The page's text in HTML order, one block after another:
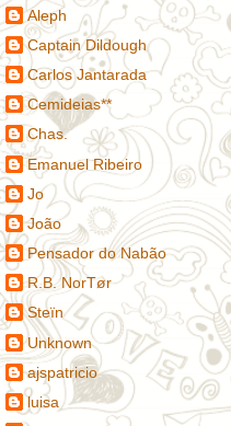
Aleph
Captain Dildough
Carlos Jantarada
Cemideias**
Chas.
Emanuel Ribeiro
Jo
João
Pensador do Nabão
R.B. NorTør
Steïn
Unknown
ajspatricio
luisa